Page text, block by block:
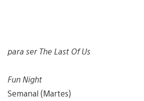
para ser The Last Of Us
Fun Night
Semanal (Martes)